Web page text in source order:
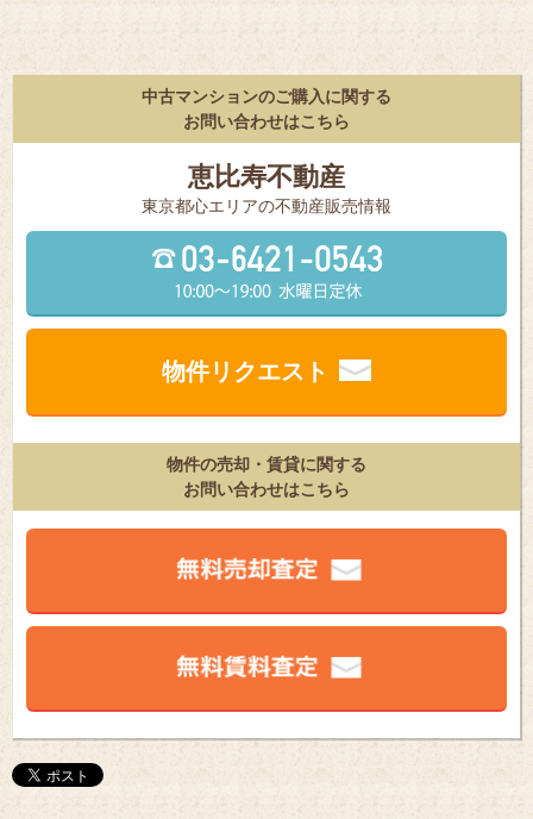
中古マンションのご購入に関する
お問い合わせはこちら
恵比寿不動産
東京都⼼エリアの不動産販売情報
物件リクエスト
物件の売却・賃貸に関する
お問い合わせはこちら